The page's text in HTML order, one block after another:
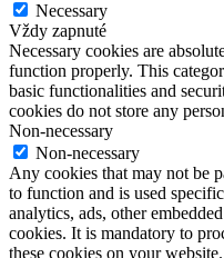
Necessary
Vždy zapnuté
Necessary cookies are
function properly. This
basic functionalities and
cookies do not store any
Non-necessary
Non-necessary
Any cookies that may not be
to function and is used
analytics, ads, other
cookies. It is mandatory to
these cookies on your website.